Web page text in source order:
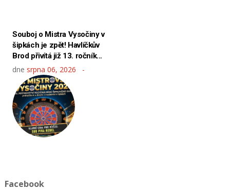
Souboj o Mistra Vysočiny v
šipkách je zpět! Havlíčkův
Brod přivítá již 13. ročník...
dne srpna 06, 2026
Facebook